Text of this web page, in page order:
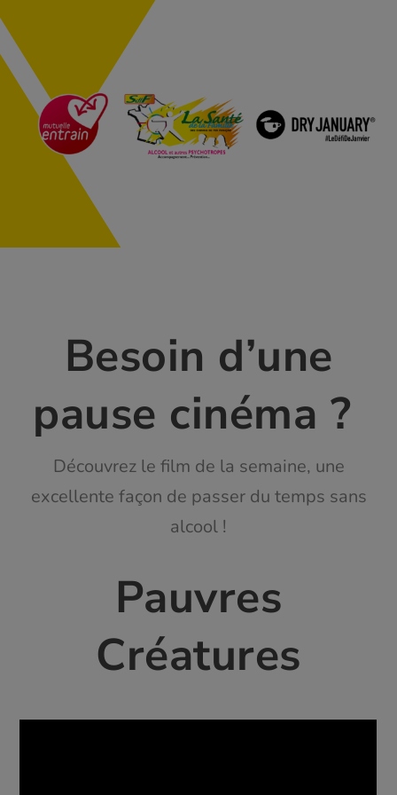
Besoin d’une
pause cinéma ?
Découvrez le film de la semaine, une
excellente façon de passer du temps sans
alcool !
Pauvres
Créatures